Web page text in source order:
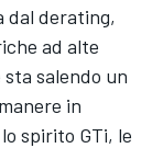
dal derating,
ad alte
salendo un
in
spirito GTi, le